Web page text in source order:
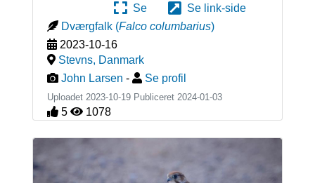
Se
Se link-side
Dværgfalk (Falco columbarius)
2023-10-16
Stevns, Danmark
John Larsen - Se profil
Uploadet 2023-10-19 Publiceret 2024-01-03
5 1078